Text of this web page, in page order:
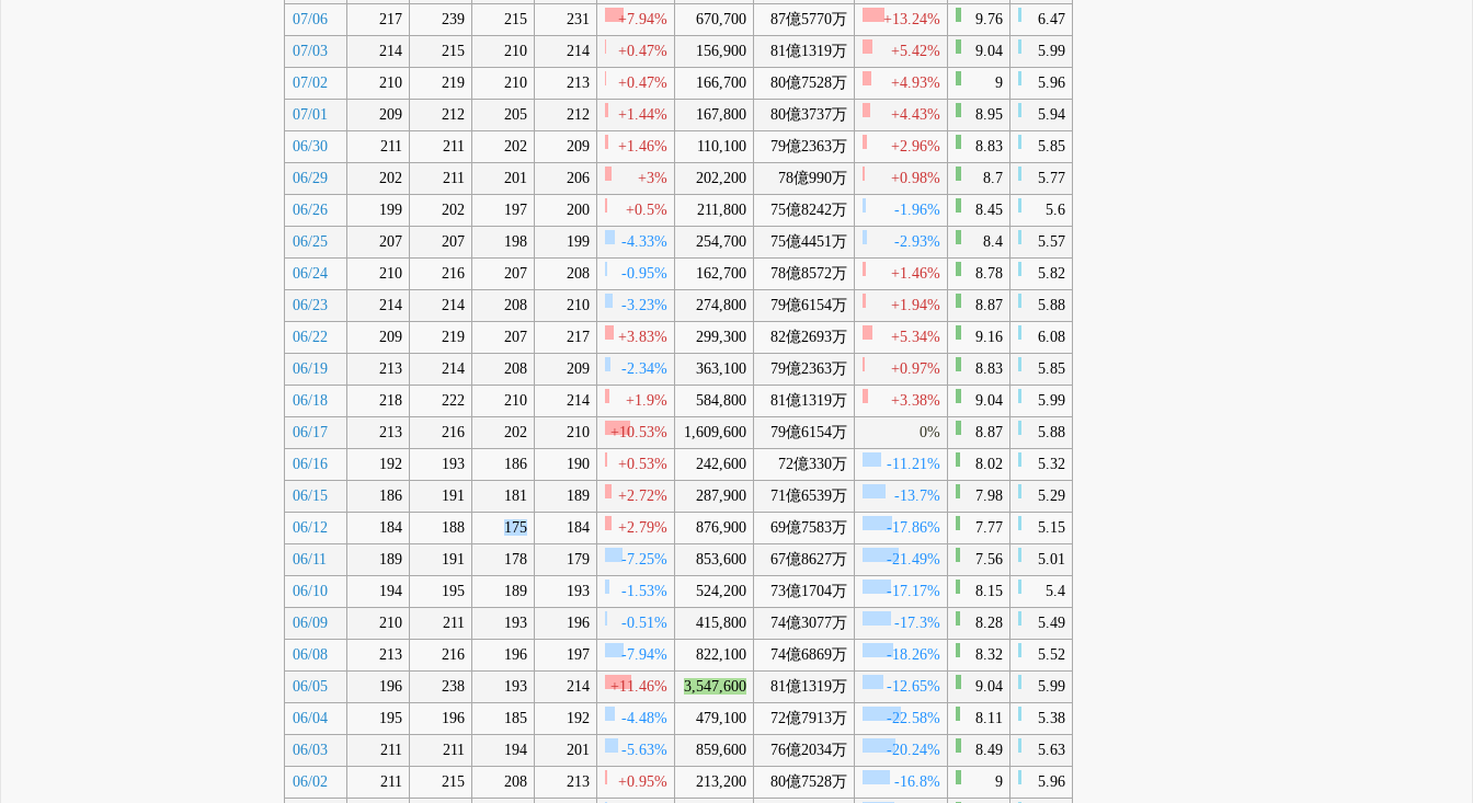
07/06
217 239 215 231 +7.94% 670,700 87億5770万 +13.24% 9.76
6.47
07/03
214 215 210 214 +0.47% 156,900 81億1319万 +5.42% 9.04
5.99
07/02
210 219 210 213 +0.47% 166,700 80億7528万 +4.93% 9
5.96
07/01
209 212 205 212 +1.44% 167,800 80億3737万 +4.43% 8.95
5.94
06/30
211 211 202 209 +1.46% 110,100 79億2363万 +2.96% 8.83
5.85
06/29
202 211 201 206 +3% 202,200 78億990万 +0.98% 8.7
5.77
06/26
199 202 197 200 +0.5% 211,800 75億8242万 -1.96% 8.45
5.6
06/25
207 207 198 199 -4.33% 254,700 75億4451万 -2.93% 8.4
5.57
06/24
210 216 207 208 -0.95% 162,700 78億8572万 +1.46% 8.78
5.82
06/23
214 214 208 210 -3.23% 274,800 79億6154万 +1.94% 8.87
5.88
06/22
209 219 207 217 +3.83% 299,300 82億2693万 +5.34% 9.16
6.08
06/19
213 214 208 209 -2.34% 363,100 79億2363万 +0.97% 8.83
5.85
06/18
218 222 210 214 +1.9% 584,800 81億1319万 +3.38% 9.04
5.99
06/17
213 216 202 210 +10.53% 1,609,600 79億6154万 0% 8.87
5.88
06/16
192 193 186 190 +0.53% 242,600 72億330万 -11.21% 8.02
5.32
06/15
186 191 181 189 +2.72% 287,900 71億6539万 -13.7% 7.98
5.29
06/12
184 188 175 184 +2.79% 876,900 69億7583万 -17.86% 7.77
5.15
06/11
189 191 178 179 -7.25% 853,600 67億8627万 -21.49% 7.56
5.01
06/10
194 195 189 193 -1.53% 524,200 73億1704万 -17.17% 8.15
5.4
06/09
210 211 193 196 -0.51% 415,800 74億3077万 -17.3% 8.28
5.49
06/08
213 216 196 197 -7.94% 822,100 74億6869万 -18.26% 8.32
5.52
06/05
196 238 193 214 +11.46% 3,547,600 81億1319万 -12.65% 9.04
5.99
06/04
195 196 185 192 -4.48% 479,100 72億7913万 -22.58% 8.11
5.38
06/03
211 211 194 201 -5.63% 859,600 76億2034万 -20.24% 8.49
5.63
06/02
211 215 208 213 +0.95% 213,200 80億7528万 -16.8% 9
5.96